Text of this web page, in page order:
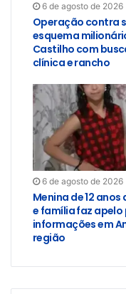
6 de agosto de 2026
Operação contra
esquema
Castilho com
clínica e rancho
6 de agosto de 2026
Menina de 12
e família faz apelo
informações em
região